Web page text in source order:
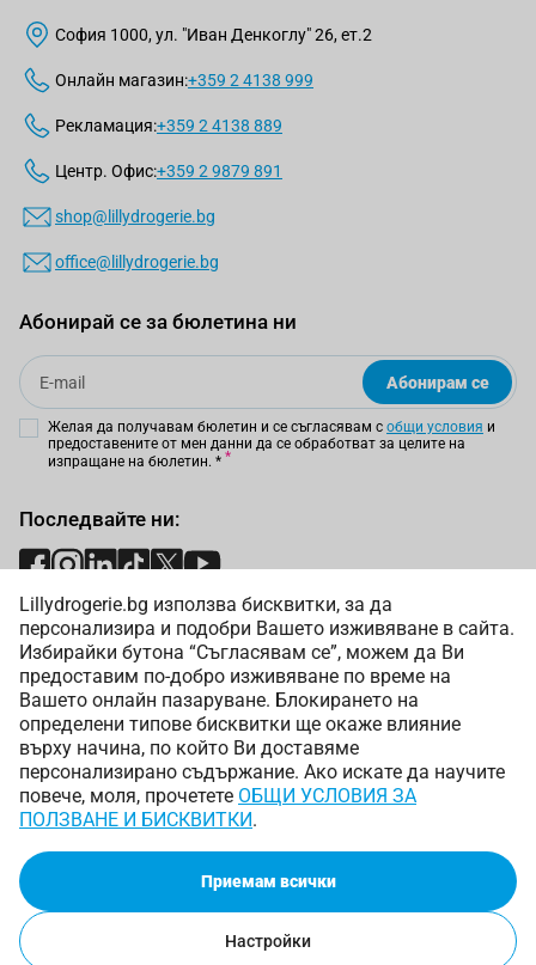
Lillydrogerie.bg използва бисквитки, за да
персонализира и подобри Вашето изживяване в сайта.
Избирайки бутона “Съгласявам се”, можем да Ви
предоставим по-добро изживяване по време на
Вашето онлайн пазаруване. Блокирането на
определени типове бисквитки ще окаже влияние
върху начина, по който Ви доставяме
персонализирано съдържание. Ако искате да научите
повече, моля, прочетете ОБЩИ УСЛОВИЯ ЗА
ПОЛЗВАНЕ И БИСКВИТКИ.
Приемам всички
Настройки
София 1000, ул. "Иван Денкоглу" 26, ет.2
Онлайн магазин:+359 2 4138 999
Рекламация:+359 2 4138 889
Центр. Офис:+359 2 9879 891
shop@lillydrogerie.bg
office@lillydrogerie.bg
Абонирай се за бюлетина ни
Email
Абонирам се
Желая да получавам бюлетин и се съгласявам с общи условия и
предоставените от мен данни да се обработват за целите на
изпращане на бюлетин. *
Последвайте ни:
Начини на плащане:
Начини на доставка:
Copyright © 2025 Лили Дрогерие ЕООД. Всички права
запазени.
Онлайн магазин от